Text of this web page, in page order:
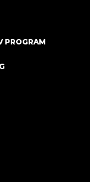
PROGRAM